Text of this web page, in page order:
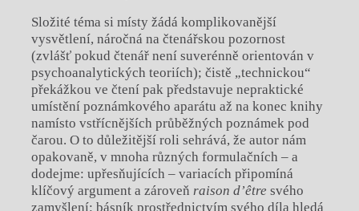
Složité téma si místy žádá komplikovanější
vysvětlení, náročná na čtenářskou pozornost
(zvlášť pokud čtenář není suverénně orientován v
psychoanalytických teoriích); čistě „technickou“
překážkou ve čtení pak představuje nepraktické
umístění poznámkového aparátu až na konec knihy
namísto vstřícnějších průběžných poznámek pod
čarou. O to důležitější roli sehrává, že autor nám
opakovaně, v mnoha různých formulačních – a
dodejme: upřesňujících – variacích připomíná
klíčový argument a zároveň raison d’être svého
zamyšlení: básník prostřednictvím svého díla hledá